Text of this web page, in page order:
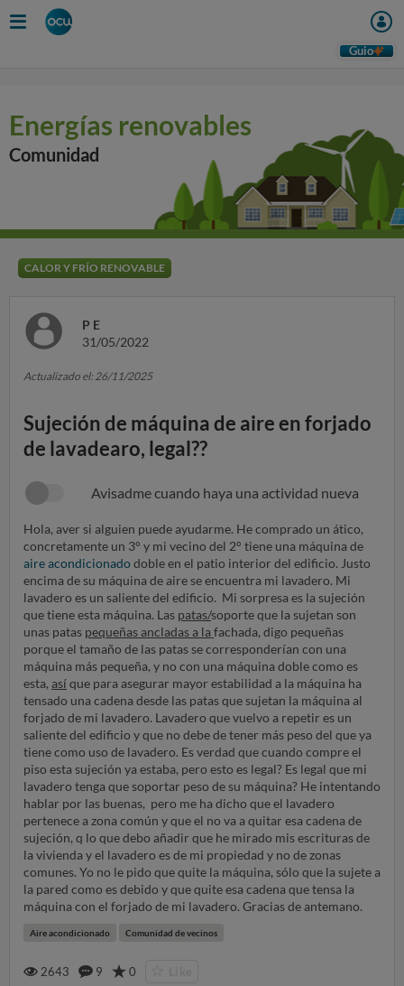
Guio
Energías renovables
Comunidad
CALOR Y FRÍO RENOVABLE
P E
31/05/2022
Actualizado el: 26/11/2025
Sujeción de máquina de aire en forjado
de lavadearo, legal??
Avisadme cuando haya una actividad nueva
Hola, aver si alguien puede ayudarme. He comprado un ático,
concretamente un 3° y mi vecino del 2° tiene una máquina de
aire acondicionadodoble en el patio interior del edificio. Justo
encima de su máquina de aire se encuentra mi lavadero. Mi
lavadero es un saliente del edificio. Mi sorpresa es la sujeción
que tiene esta máquina. Las patas/soporte que la sujetan son
unas patas pequeñas ancladas a la fachada, digo pequeñas
porque el tamaño de las patas se corresponderían con una
máquina más pequeña, y no con una máquina doble como es
esta, asíque para asegurar mayor estabilidad a la máquina ha
tensado una cadena desde las patas que sujetan la máquina al
forjado de mi lavadero. Lavadero que vuelvo a repetir es un
saliente del edificio y que no debe de tener más peso del que ya
tiene como uso de lavadero. Es verdad que cuando compre el
piso esta sujeción ya estaba, pero esto es legal? Es legal que mi
lavadero tenga que soportar peso de su máquina? He intentando
hablar por las buenas, pero me ha dicho que el lavadero
pertenece a zona común y que el no va a quitar esa cadena de
sujeción, q lo que debo añadir que he mirado mis escrituras de
la vivienda y el lavadero es de mi propiedad y no de zonas
comunes. Yo no le pido que quite la máquina, sólo que la sujete a
la pared como es debido y que quite esa cadena que tensa la
máquina con el forjado de mi lavadero. Gracias de antemano.
Aire acondicionado Comunidad de vecinos
2643 9 0